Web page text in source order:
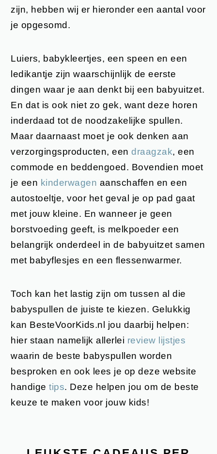
zijn, hebben wij er hieronder een aantal voor
je opgesomd.
Luiers, babykleertjes, een speen en een
ledikantje zijn waarschijnlijk de eerste
dingen waar je aan denkt bij een babyuitzet.
En dat is ook niet zo gek, want deze horen
inderdaad tot de noodzakelijke spullen.
Maar daarnaast moet je ook denken aan
verzorgingsproducten, eendraagzak, een
commode en beddengoed. Bovendien moet
je een kinderwagen aanschaffen en een
autostoeltje, voor het geval je op pad gaat
met jouw kleine. En wanneer je geen
borstvoeding geeft, is melkpoeder een
belangrijk onderdeel in de babyuitzet samen
met babyflesjes en een flessenwarmer.
Toch kan het lastig zijn om tussen al die
babyspullen de juiste te kiezen. Gelukkig
kan BesteVoorKids.nl jou daarbij helpen:
hier staan namelijk allerlei review lijstjes
waarin de beste babyspullen worden
besproken en ook lees je op deze website
handigetips. Deze helpen jou om de beste
keuze te maken voor jouw kids!